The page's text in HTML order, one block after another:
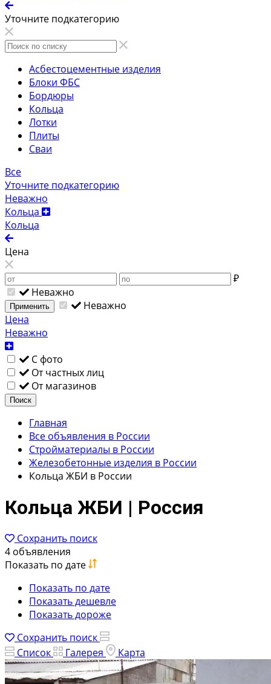
Уточните подкатегорию
Асбестоцементные изделия
Блоки ФБС
Бордюры
Кольца
Лотки
Плиты
Сваи
Все
Уточните подкатегорию
Неважно
Кольца
Кольца
Цена
₽
Неважно
Применить
Неважно
Цена
Неважно
С фото
От частных лиц
От магазинов
Поиск
Главная
Все объявления в России
Стройматериалы в России
Железобетонные изделия в России
Кольца ЖБИ в России
Кольца ЖБИ | Россия
Сохранить поиск
4 объявления
Показать по дате
Показать по дате
Показать дешевле
Показать дороже
Сохранить поиск
Список
Галерея Карта